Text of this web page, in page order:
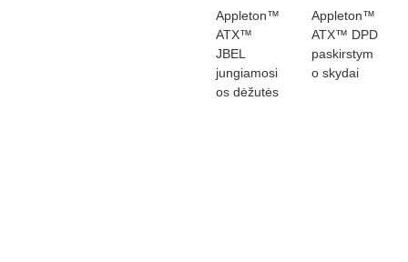
Appleton™
ATX™
JBEL
jungiamosi
os dėžutės
Appleton™
ATX™ DPD
paskirstym
o skydai